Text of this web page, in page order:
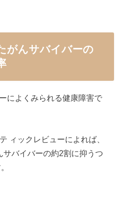
がんサバイバーの
によくみられる健康障害で
ィックレビューによれば、
バイバーの約2割に抑うつ